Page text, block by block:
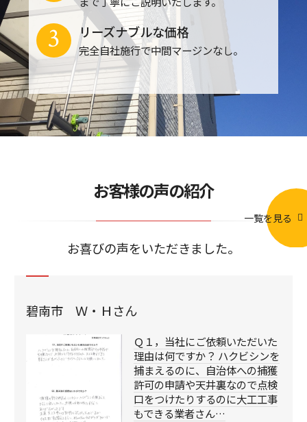
リーズナブルな価格
完全自社施行で中間マージンなし。
3
お客様の声の紹介
お喜びの声をいただきました。
一覧を見る
碧南市 Ｗ・Ｈさん
Ｑ１，当社にご依頼いただいた
理由は何ですか？ ハクビシンを
捕まえるのに、自治体への捕獲
許可の申請や天井裏なので点検
口をつけたりするのに大工工事
もできる業者さん…